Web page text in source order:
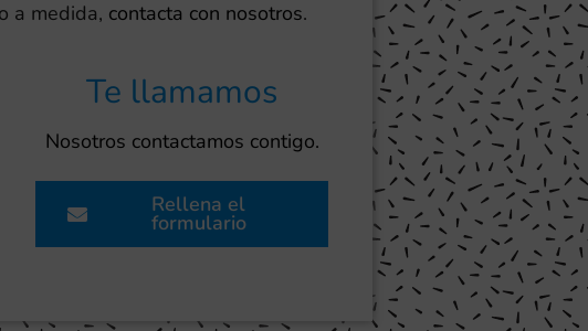
a medida, contacta con nosotros.
Te llamamos
Nosotros contactamos contigo.
Rellena el
formulario